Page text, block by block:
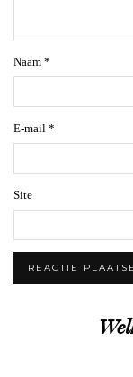
Naam *
E-mail *
Site